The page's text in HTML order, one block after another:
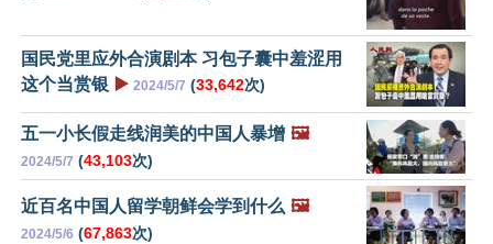
国民党里应外合演剧本 习包子囊中羞涩用
这个当赏银 ▶️ 2024/5/7 (33,642次)
五一小长假走线润美的中国人暴增 🖼️
2024/5/7 (43,103次)
近百名中国人留学朝鲜会学到什么 🖼️
2024/5/6 (67,863次)